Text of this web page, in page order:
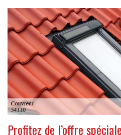
Profitez de l’offre